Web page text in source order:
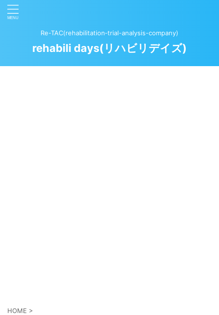
Re-TAC(rehabilitation‐trial-analysis-company)
rehabili days(リハビリデイズ)
HOME >